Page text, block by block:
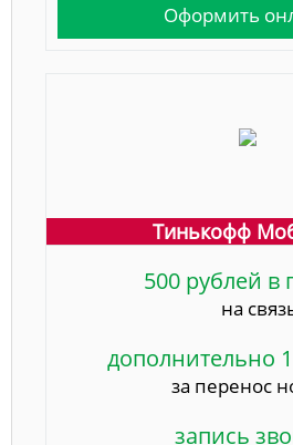
Оформить
Тинькофф
500 рублей в
на
дополнительно
за перенос
запись